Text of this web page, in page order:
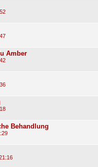
Amber
Behandlung